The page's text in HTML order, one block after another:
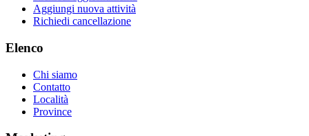
Aggiungi nuova attività
Richiedi cancellazione
Elenco
Chi siamo
Contatto
Località
Province